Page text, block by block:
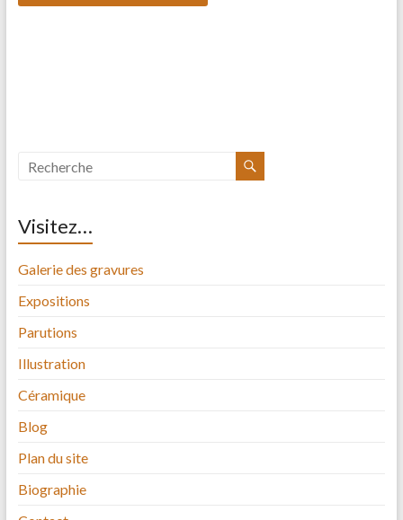
Visitez…
Galerie des gravures
Expositions
Parutions
Illustration
Céramique
Blog
Plan du site
Biographie